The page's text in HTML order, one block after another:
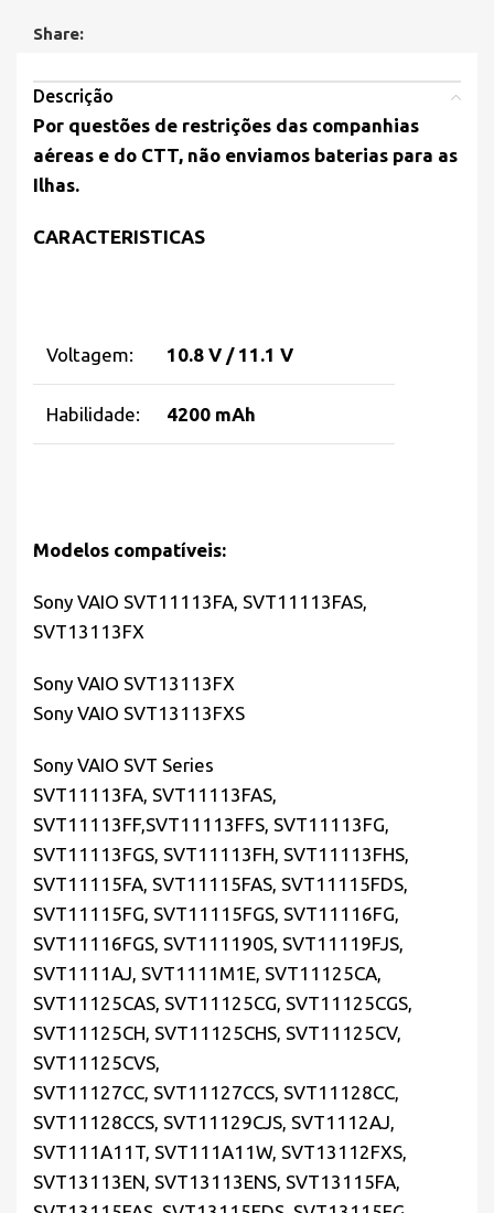
Share:
Descrição
Por questões de restrições das companhias
aéreas e do CTT, não enviamos baterias para as
Ilhas.
CARACTERISTICAS
Voltagem: 10.8 V / 11.1 V
Habilidade: 4200 mAh
Modelos compatíveis:
Sony VAIO SVT11113FA, SVT11113FAS,
SVT13113FX
Sony VAIO SVT13113FX
Sony VAIO SVT13113FXS
Sony VAIO SVT Series
SVT11113FA, SVT11113FAS,
SVT11113FF,SVT11113FFS, SVT11113FG,
SVT11113FGS, SVT11113FH, SVT11113FHS,
SVT11115FA, SVT11115FAS, SVT11115FDS,
SVT11115FG, SVT11115FGS, SVT11116FG,
SVT11116FGS, SVT111190S, SVT11119FJS,
SVT1111AJ, SVT1111M1E, SVT11125CA,
SVT11125CAS, SVT11125CG, SVT11125CGS,
SVT11125CH, SVT11125CHS, SVT11125CV,
SVT11125CVS,
SVT11127CC, SVT11127CCS, SVT11128CC,
SVT11128CCS, SVT11129CJS, SVT1112AJ,
SVT111A11T, SVT111A11W, SVT13112FXS,
SVT13113EN, SVT13113ENS, SVT13115FA,